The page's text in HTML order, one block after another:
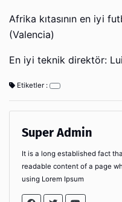
Afrika kıtasının en iyi
(Valencia)
En iyi teknik direktör:
Etiketler :
Super Admin
It is a long established fact
readable content of a page
using Lorem Ipsum